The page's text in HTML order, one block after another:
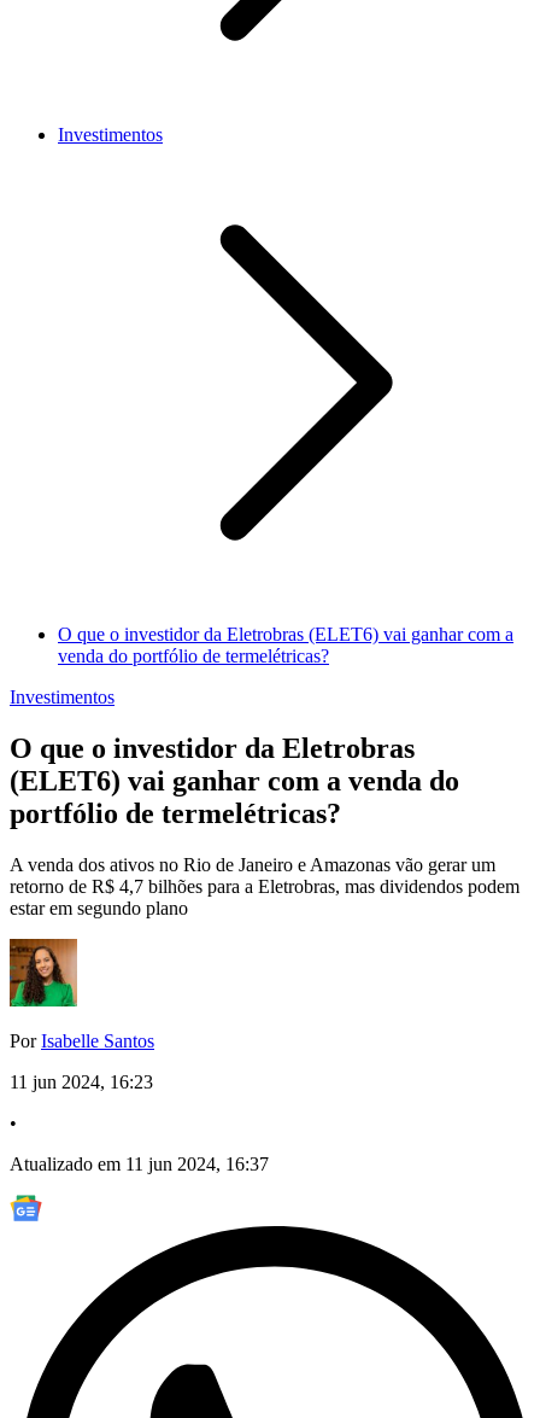
Investimentos
O que o investidor da Eletrobras (ELET6) vai ganhar com a
venda do portfólio de termelétricas?
Investimentos
O que o investidor da Eletrobras
(ELET6) vai ganhar com a venda do
portfólio de termelétricas?
A venda dos ativos no Rio de Janeiro e Amazonas vão gerar um
retorno de R$ 4,7 bilhões para a Eletrobras, mas dividendos podem
estar em segundo plano
PorIsabelle Santos
11 jun 2024, 16:23
•
Atualizado em 11 jun 2024, 16:37